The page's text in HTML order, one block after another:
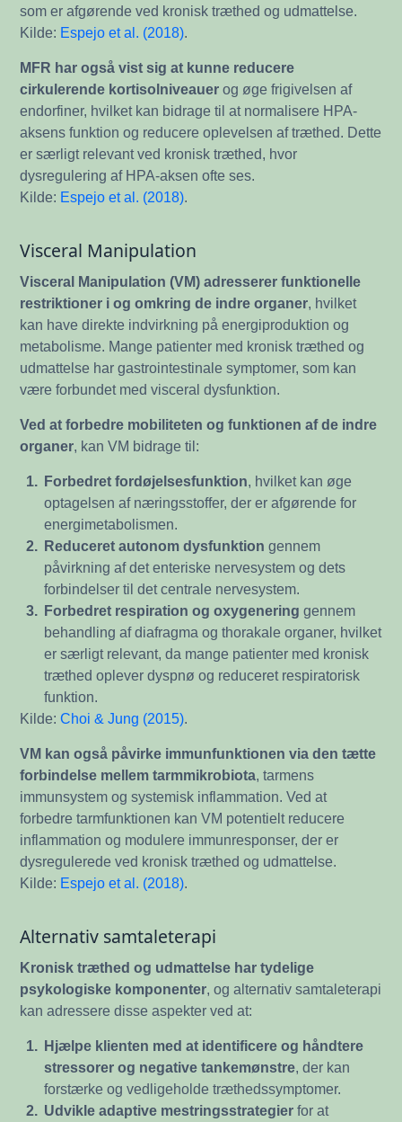
som er afgørende ved kronisk træthed og udmattelse.
Kilde: Espejo et al. (2018).
MFR har også vist sig at kunne reducere
cirkulerende kortisolniveauer og øge frigivelsen af
endorfiner, hvilket kan bidrage til at normalisere HPA-
aksens funktion og reducere oplevelsen af træthed. Dette
er særligt relevant ved kronisk træthed, hvor
dysregulering af HPA-aksen ofte ses.
Kilde: Espejo et al. (2018).
Visceral Manipulation
Visceral Manipulation (VM) adresserer funktionelle
restriktioner i og omkring de indre organer, hvilket
kan have direkte indvirkning på energiproduktion og
metabolisme. Mange patienter med kronisk træthed og
udmattelse har gastrointestinale symptomer, som kan
være forbundet med visceral dysfunktion.
Ved at forbedre mobiliteten og funktionen af de indre
organer, kan VM bidrage til:
1. Forbedret fordøjelsesfunktion, hvilket kan øge
optagelsen af næringsstoffer, der er afgørende for
energimetabolismen.
2. Reduceret autonom dysfunktion gennem
påvirkning af det enteriske nervesystem og dets
forbindelser til det centrale nervesystem.
3. Forbedret respiration og oxygenering gennem
behandling af diafragma og thorakale organer, hvilket
er særligt relevant, da mange patienter med kronisk
træthed oplever dyspnø og reduceret respiratorisk
funktion.
Kilde:Choi & Jung (2015).
VM kan også påvirke immunfunktionen via den tætte
forbindelse mellem tarmmikrobiota, tarmens
immunsystem og systemisk inflammation. Ved at
forbedre tarmfunktionen kan VM potentielt reducere
inflammation og modulere immunresponser, der er
dysregulerede ved kronisk træthed og udmattelse.
Kilde: Espejo et al. (2018).
Alternativ samtaleterapi
Kronisk træthed og udmattelse har tydelige
psykologiske komponenter, og alternativ samtaleterapi
kan adressere disse aspekter ved at:
1. Hjælpe klienten med at identificere og håndtere
stressorer og negative tankemønstre, der kan
forstærke og vedligeholde træthedssymptomer.
2. Udvikle adaptive mestringsstrategier for at